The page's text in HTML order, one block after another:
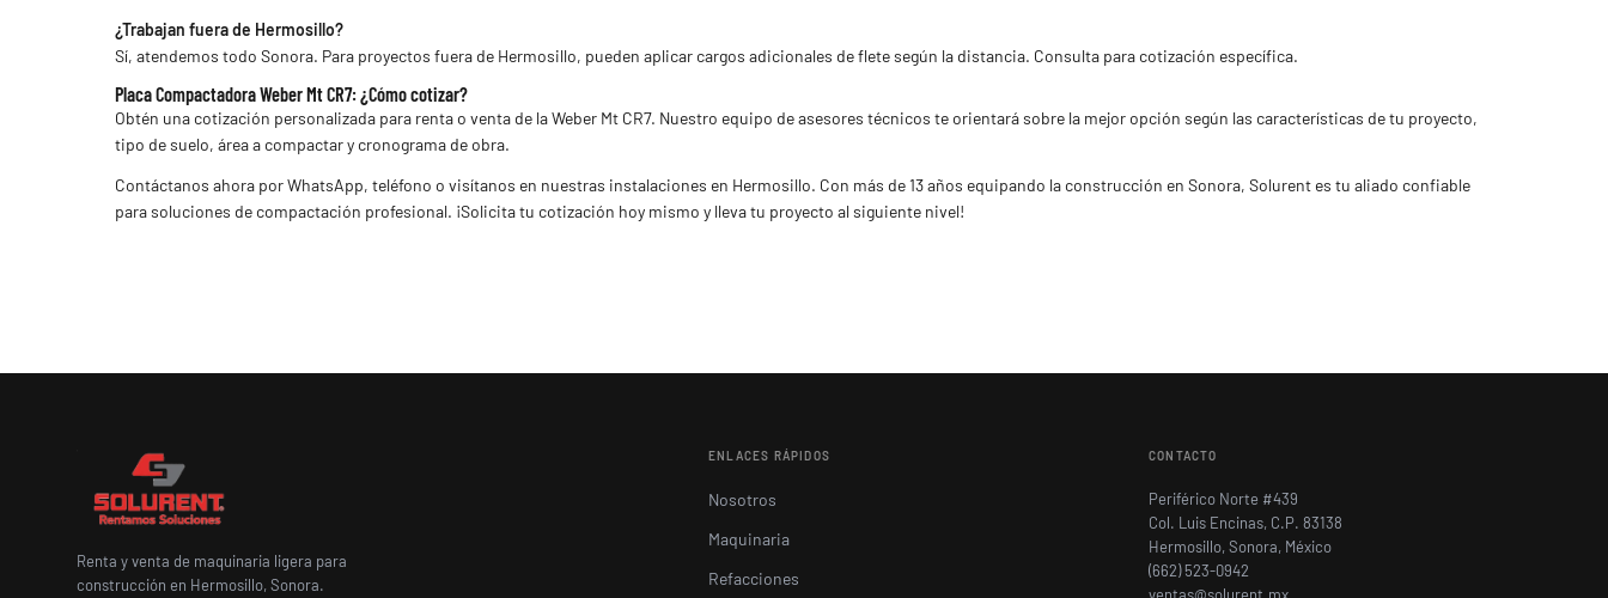
¿Trabajan fuera de Hermosillo?
Sí, atendemos todo Sonora. Para proyectos fuera de Hermosillo, pueden aplicar cargos adicionales de flete según la distancia. Consulta para cotización específica.
Placa Compactadora Weber Mt CR7: ¿Cómo cotizar?
Obtén una cotización personalizada para renta o venta de la Weber Mt CR7. Nuestro equipo de asesores técnicos te orientará sobre la mejor opción según las características de tu proyecto,
tipo de suelo, área a compactar y cronograma de obra.
Contáctanos ahora por WhatsApp, teléfono o visítanos en nuestras instalaciones en Hermosillo. Con más de 13 años equipando la construcción en Sonora, Solurent es tu aliado confiable
para soluciones de compactación profesional. ¡Solicita tu cotización hoy mismo y lleva tu proyecto al siguiente nivel!
Renta y venta de maquinaria ligera para
construcción en Hermosillo, Sonora.
ENLACES RÁPIDOS
Nosotros
Maquinaria
Refacciones
CONTACTO
Periférico Norte #439
Col. Luis Encinas, C.P. 83138
Hermosillo, Sonora, México
(662) 523-0942